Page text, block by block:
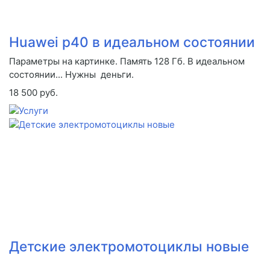
Huawei p40 в идеальном состоянии
Параметры на картинке. Память 128 Гб. В идеальном
состоянии... Нужны деньги.
18 500 руб.
Детские электромотоциклы новые